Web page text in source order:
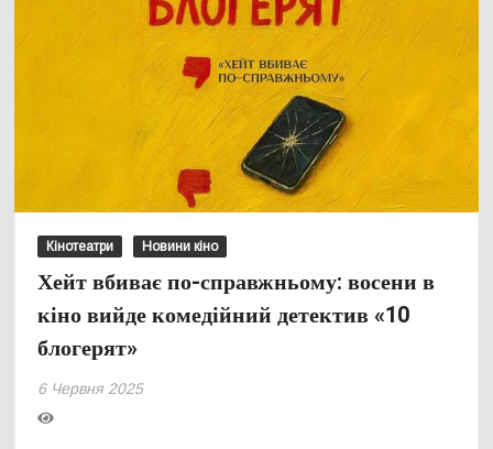
Кінотеатри Новини кіно
Хейт вбиває по-справжньому: восени в
кіно вийде комедійний детектив «10
блогерят»
6 Червня 2025